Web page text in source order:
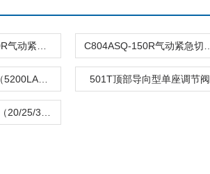
501T顶部导向型单座调节阀